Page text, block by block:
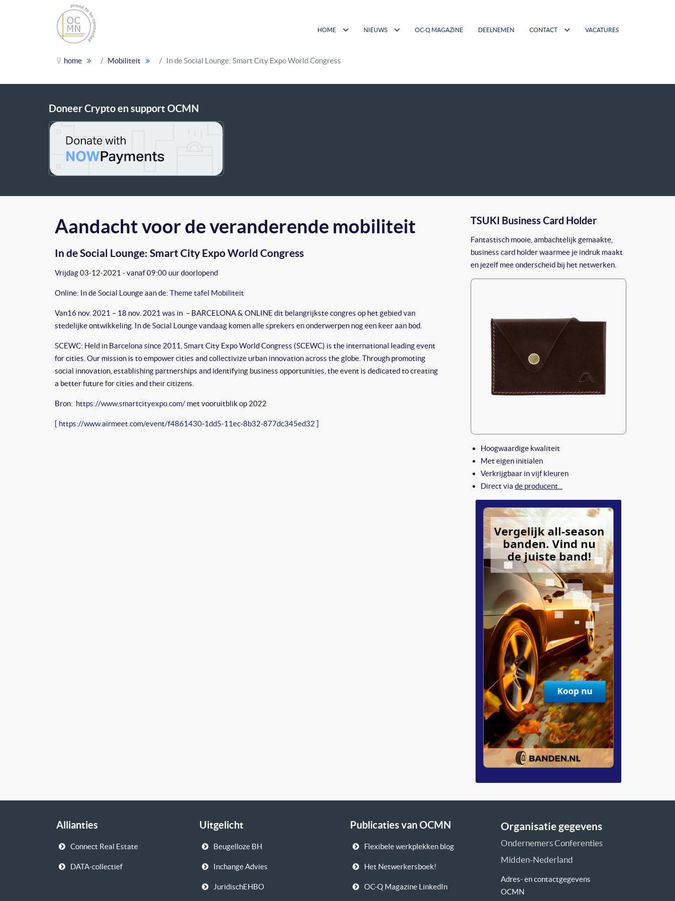
HOME NIEUWS OC-Q MAGAZINE DEELNEMEN CONTACT VACATURES
home Mobiliteit In de Social Lounge: Smart City Expo World Congress
Doneer Crypto en support OCMN
Aandacht voor de veranderende mobiliteit
In de Social Lounge: Smart City Expo World Congress
Vrijdag 03-12-2021 - vanaf 09:00 uur doorlopend
Online: In de Social Lounge aan de: Theme tafel Mobiliteit
Van16 nov. 2021 – 18 nov. 2021 was in – BARCELONA & ONLINE dit belangrijkste congres op het gebied van
stedelijke ontwikkeling. In de Social Lounge vandaag komen alle sprekers en onderwerpen nog een keer aan bod.
SCEWC: Held in Barcelona since 2011, Smart City Expo World Congress (SCEWC) is the international leading event
for cities. Our mission is to empower cities and collectivize urban innovation across the globe. Through promoting
social innovation, establishing partnerships and identifying business opportunities, the event is dedicated to creating
a better future for cities and their citizens.
Bron: https://www.smartcityexpo.com/ met vooruitblik op 2022
[ https://www.airmeet.com/event/f4861430-1dd5-11ec-8b32-877dc345ed32 ]
TSUKI Business Card Holder
Fantastisch mooie, ambachtelijk gemaakte,
business card holder waarmee je indruk maakt
en jezelf mee onderscheid bij het netwerken.
Hoogwaardige kwaliteit
Met eigen initialen
Verkrijgbaar in vijf kleuren
Direct via de producent...
Allianties
Connect Real Estate
DATA-collectief
Uitgelicht
Beugelloze BH
Inchange Advies
JuridischEHBO
Publicaties van OCMN
Flexibele werkplekken blog
Het Netwerkersboek!
OC-Q Magazine LinkedIn
Organisatie gegevens
Ondernemers Conferenties
Midden-Nederland
Adres- en contactgegevens
OCMN